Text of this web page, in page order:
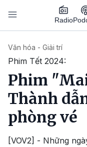
Nhảy đến nội dung
Radio
Văn hóa - Giải trí
Phim Tết 2024:
Phim
Thành
phòng vé
[VOV2] - Những